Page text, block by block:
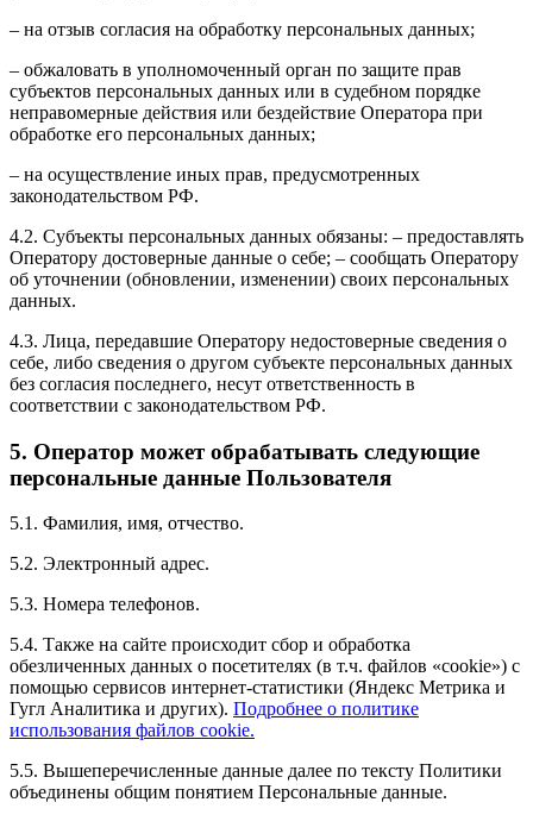
– на отзыв согласия на обработку персональных данных;
– обжаловать в уполномоченный орган по защите прав
субъектов персональных данных или в судебном порядке
неправомерные действия или бездействие Оператора при
обработке его персональных данных;
– на осуществление иных прав, предусмотренных
законодательством РФ.
4.2. Субъекты персональных данных обязаны: – предоставлять
Оператору достоверные данные о себе; – сообщать Оператору
об уточнении (обновлении, изменении) своих персональных
данных.
4.3. Лица, передавшие Оператору недостоверные сведения о
себе, либо сведения о другом субъекте персональных данных
без согласия последнего, несут ответственность в
соответствии с законодательством РФ.
5. Оператор может обрабатывать следующие
персональные данные Пользователя
5.1. Фамилия, имя, отчество.
5.2. Электронный адрес.
5.3. Номера телефонов.
5.4. Также на сайте происходит сбор и обработка
обезличенных данных о посетителях (в т.ч. файлов «cookie») с
помощью сервисов интернет-статистики (Яндекс Метрика и
Гугл Аналитика и других). Подробнее о политике
использования файлов cookie.
5.5. Вышеперечисленные данные далее по тексту Политики
объединены общим понятием Персональные данные.